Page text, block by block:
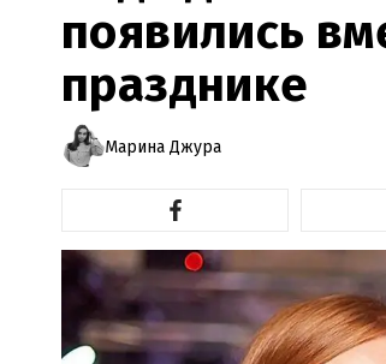
появились
празднике
Марина Джура